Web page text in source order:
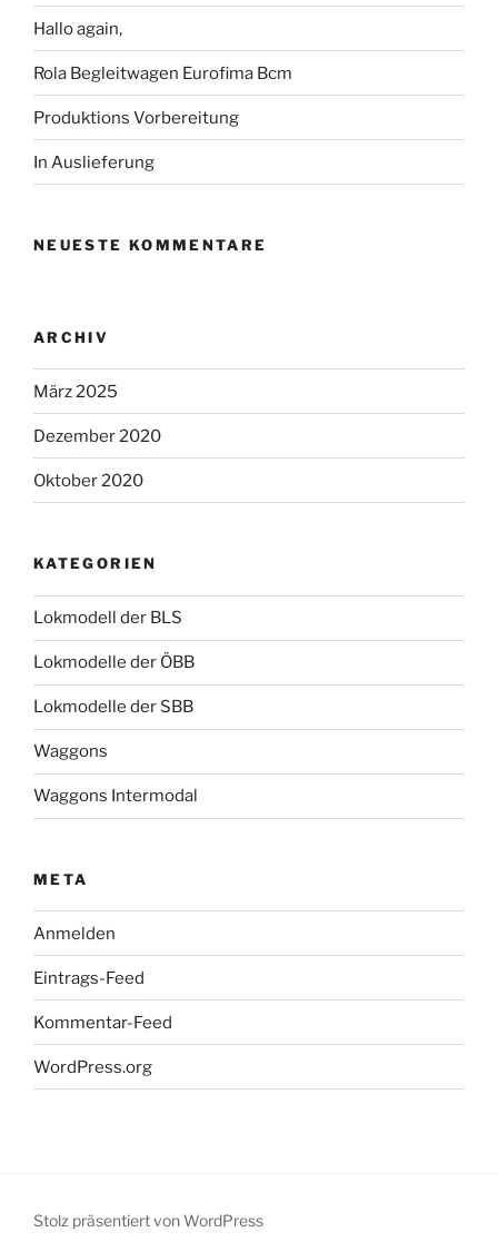
Hallo again,
Rola Begleitwagen Eurofima Bcm
Produktions Vorbereitung
In Auslieferung
NEUESTE KOMMENTARE
ARCHIV
März 2025
Dezember 2020
Oktober 2020
KATEGORIEN
Lokmodell der BLS
Lokmodelle der ÖBB
Lokmodelle der SBB
Waggons
Waggons Intermodal
META
Anmelden
Eintrags-Feed
Kommentar-Feed
WordPress.org
Stolz präsentiert von WordPress